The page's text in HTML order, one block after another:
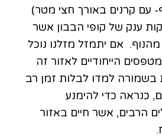
עם קרנים באורך חצי מטר)
ענק של קופי הבבון אשר
אם יתמזל מזלנו נוכל
הייחודיים לאזור זה
בשמורה למדו לבלות זמן רב
כנראה כדי להימנע
הרבים, אשר חיים באזור